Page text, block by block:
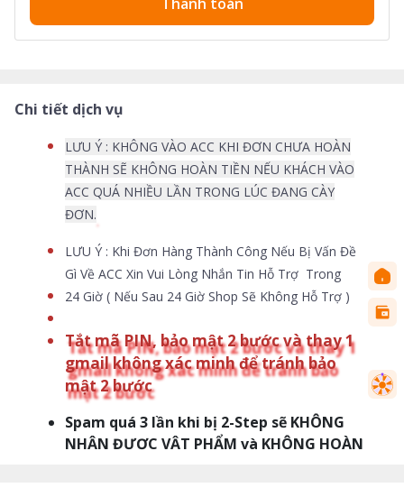
Chi tiết dịch vụ
LƯU Ý : KHÔNG VÀO ACC KHI ĐƠN CHƯA HOÀN
THÀNH SẼ KHÔNG HOÀN TIỀN NẾU KHÁCH VÀO
ACC QUÁ NHIỀU LẦN TRONG LÚC ĐANG CÀY
ĐƠN.
LƯU Ý : Khi Đơn Hàng Thành Công Nếu Bị Vấn Đề
Gì Về ACC Xin Vui Lòng Nhắn Tin Hỗ Trợ Trong
24 Giờ ( Nếu Sau 24 Giờ Shop Sẽ Không Hỗ Trợ )
Tắt mã PIN, bảo mật 2 bước và thay 1
gmail không xác minh để tránh bảo
mật 2 bước
Spam quá 3 lần khi bị 2-Step sẽ KHÔNG
NHẬN ĐƯỢC VẬT PHẨM và KHÔNG HOÀN